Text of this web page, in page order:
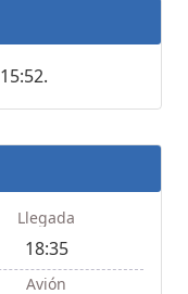
Llegada
18:35
Avión